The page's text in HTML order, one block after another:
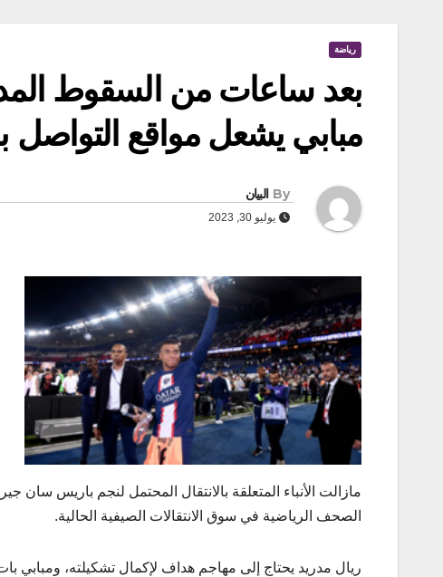
رياضة
بعد ساعات من السقوط
مبابي يشعل مواقع
By البيان
يوليو 30, 2023
مازالت الأنباء المتعلقة بالانتقال المحتمل لنجم باريس سان
الصحف الرياضية في سوق الانتقالات الصيفية الحالية.
ريال مدريد يحتاج إلى مهاجم هداف لإكمال تشكيلته، ومبابي